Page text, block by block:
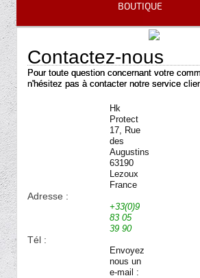
BOUTIQUE
Contactez-nous
Pour toute question concernant votre
n'hésitez pas à contacter notre service
Hk
Protect
17, Rue
des
Augustins
63190
Lezoux
France
Adresse :
+33(0)9
83 05
39 90
Tél :
Envoyez
nous un
e-mail :